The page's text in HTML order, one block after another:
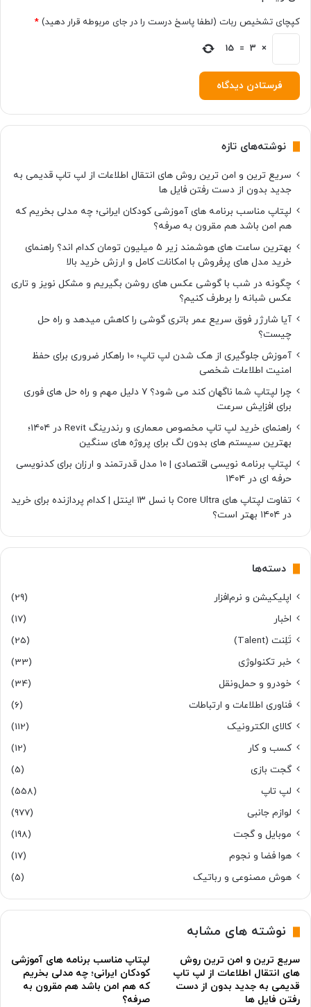
کپچای تشخیص ربات (لطفا پاسخ درست را در جای مربوطه قرار دهید) *
×
3
=
15
نوشته‌های تازه
سریع ترین و امن ترین روش های انتقال اطلاعات از لپ تاپ قدیمی به
جدید بدون از دست رفتن فایل ها
لپتاپ مناسب برنامه های آموزشی کودکان ایرانی؛ چه مدلی بخریم که
هم امن باشد هم مقرون به صرفه؟
بهترین ساعت های هوشمند زیر ۵ میلیون تومان کدام اند؟ راهنمای
خرید مدل های پرفروش با امکانات کامل و ارزش خرید بالا
چگونه در شب با گوشی عکس های روشن بگیریم و مشکل نویز و تاری
عکس شبانه را برطرف کنیم؟
آیا شارژر فوق سریع عمر باتری گوشی را کاهش میدهد و راه حل
چیست؟
آموزش جلوگیری از هک شدن لپ تاپ؛ 10 راهکار ضروری برای حفظ
امنیت اطلاعات شخصی
چرا لپتاپ شما ناگهان کند می شود؟ ۷ دلیل مهم و راه حل های فوری
برای افزایش سرعت
راهنمای خرید لپ تاپ مخصوص معماری و رندرینگ Revit در ۱۴۰۴؛
بهترین سیستم های بدون لگ برای پروژه های سنگین
لپتاپ برنامه نویسی اقتصادی | ۱۰ مدل قدرتمند و ارزان برای کدنویسی
حرفه ای در ۱۴۰۴
تفاوت لپتاپ های Core Ultra با نسل ۱۳ اینتل | کدام پردازنده برای خرید
در ۱۴۰۴ بهتر است؟
دسته‌ها
اپلیکیشن و نرم‌افزار
(29)
اخبار
(17)
تَلِنت (Talent)
(25)
خبر تکنولوژی
(33)
خودرو و حمل‌و‌نقل
(34)
فناوری اطلاعات و ارتباطات
(6)
کالای الکترونیک
(112)
کسب و کار
(12)
گجت بازی
(5)
لپ تاپ
(558)
لوازم جانبی
(977)
موبایل و گجت
(198)
هوا فضا و نجوم
(17)
هوش مصنوعی و رباتیک
(5)
نوشته های مشابه
سریع ترین و امن ترین روش
های انتقال اطلاعات از لپ تاپ
قدیمی به جدید بدون از دست
رفتن فایل ها
لپتاپ مناسب برنامه های آموزشی
کودکان ایرانی؛ چه مدلی بخریم
که هم امن باشد هم مقرون به
صرفه؟